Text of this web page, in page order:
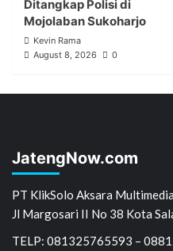
Ditangkap Polisi di
Mojolaban Sukoharjo
Kevin Rama
August 8, 2026
0
JatengNow.com
PT KlikSolo Aksara Multimedia
Jl Margosari II No 38 Kota
TELP: 081325765593 –